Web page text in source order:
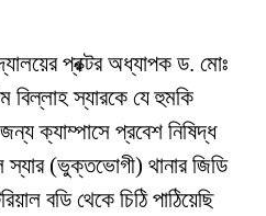
প্রক্টর অধ্যাপক ড. মোঃ
স্যারকে যে হুমকি
জন্য ক্যাম্পাসে প্রবেশ নিষিদ্ধ
(ভুক্তভোগী) থানার জিডি
বডি থেকে চিঠি পাঠিয়েছি